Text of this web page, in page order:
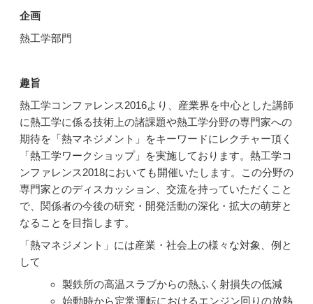
企画
熱工学部門
趣旨
熱工学コンファレンス2016より、産業界を中心とした講師
に熱工学に係る技術上の諸課題や熱工学分野の専門家への
期待を「熱マネジメント」をキーワードにレクチャー頂く
「熱工学ワークショップ」を実施しております。熱工学コ
ンファレンス2018においても開催いたします。この分野の
専門家とのディスカッション、交流を持っていただくこと
で、関係者の今後の研究・開発活動の深化・拡大の萌芽と
なることを目指します。
「熱マネジメント」には産業・社会上の様々な対象、例と
して
製鉄所の高温スラブからの熱ふく射損失の低減
始動時から定常運転におけるエンジン回りの放熱